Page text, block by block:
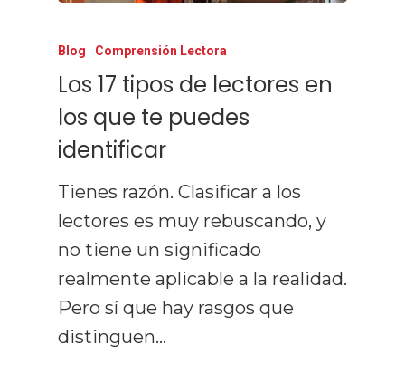
Blog Comprensión Lectora
Los 17 tipos de lectores en
los que te puedes
identificar
Tienes razón. Clasificar a los
lectores es muy rebuscando, y
no tiene un significado
realmente aplicable a la realidad.
Pero sí que hay rasgos que
distinguen…
Lectura Rápida
Técnicas De Estudio
Memorización
Productividad